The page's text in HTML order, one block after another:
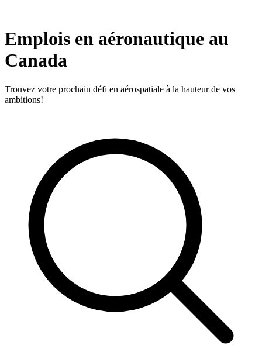
Emplois en aéronautique au
Canada
Trouvez votre prochain défi en aérospatiale à la hauteur de vos
ambitions!